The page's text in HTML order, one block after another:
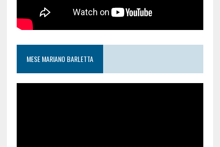
MESE MARIANO BARLETTA